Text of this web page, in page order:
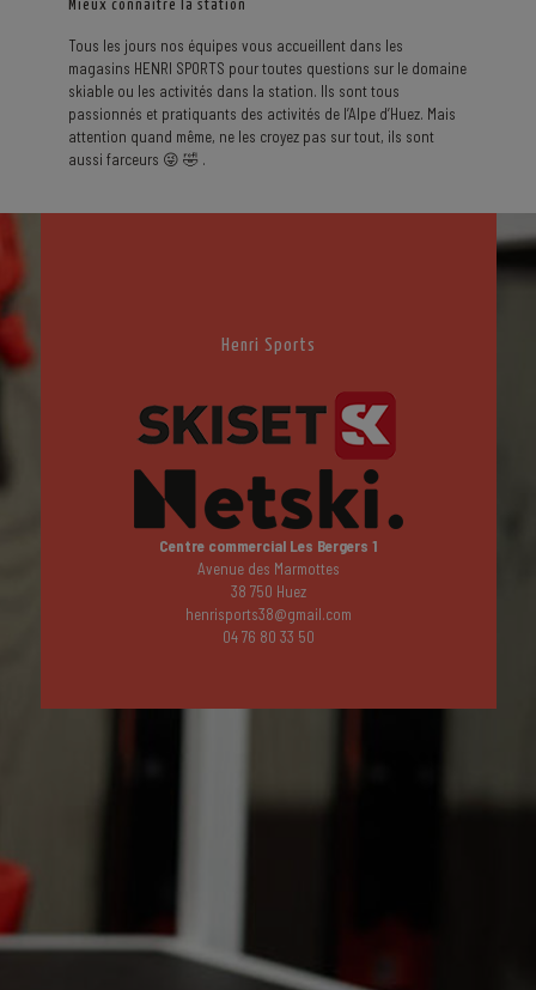
Mieux connaître la station
Tous les jours nos équipes vous accueillent dans les
magasins HENRI SPORTS pour toutes questions sur le domaine
skiable ou les activités dans la station. Ils sont tous
passionnés et pratiquants des activités de l’Alpe d’Huez. Mais
attention quand même, ne les croyez pas sur tout, ils sont
aussi farceurs 😜 🤣 .
Henri Sports
Centre commercial Les Bergers 1
Avenue des Marmottes
38 750 Huez
henrisports38@gmail.com
04 76 80 33 50